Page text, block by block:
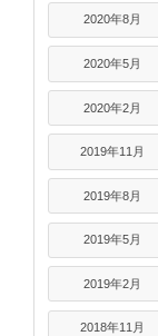
2020年8月
2020年5月
2020年2月
2019年11月
2019年8月
2019年5月
2019年2月
2018年11月